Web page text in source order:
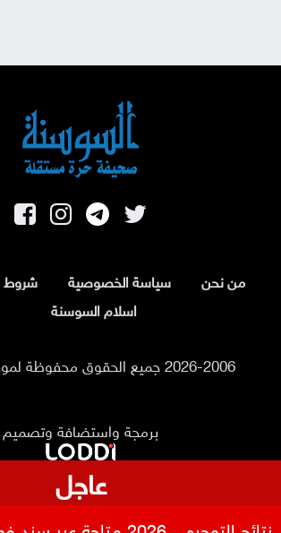
من نحن سياسة الخصوصية
شروط
اسلام السوسنة
2026-2006 جميع الحقوق محفوظة لموقع السوسنة
برمجة واستضافة وتصميم
عاجل